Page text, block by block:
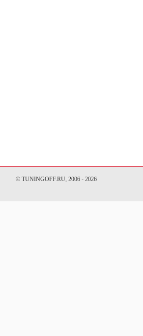
© TUNINGOFF.RU, 2006 - 2026